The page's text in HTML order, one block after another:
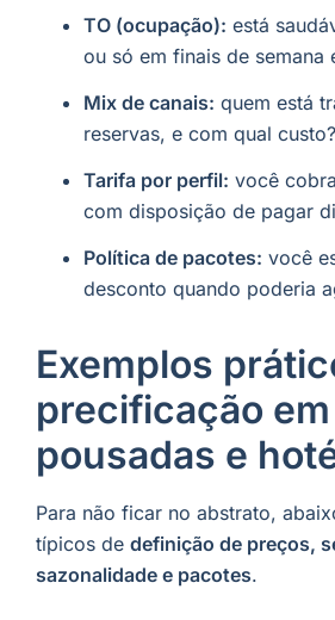
TO (ocupação): está
ou só em finais de semana
Mix de canais: quem está
reservas, e com qual custo?
Tarifa por perfil: você
com disposição de pagar
Política de pacotes: você
desconto quando poderia
Exemplos
precificação em
pousadas e
Para não ficar no abstrato,
típicos de definição de preços,
sazonalidade e pacotes.